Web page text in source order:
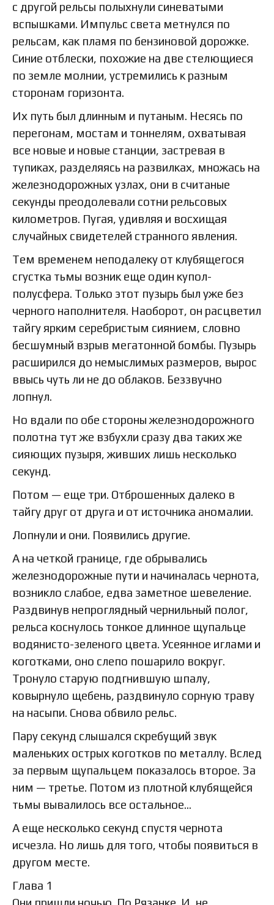
с другой рельсы полыхнули синеватыми
вспышками. Импульс света метнулся по
рельсам, как пламя по бензиновой дорожке.
Синие отблески, похожие на две стелющиеся
по земле молнии, устремились к разным
сторонам горизонта.
Их путь был длинным и путаным. Несясь по
перегонам, мостам и тоннелям, охватывая
все новые и новые станции, застревая в
тупиках, разделяясь на развилках, множась на
железнодорожных узлах, они в считаные
секунды преодолевали сотни рельсовых
километров. Пугая, удивляя и восхищая
случайных свидетелей странного явления.
Тем временем неподалеку от клубящегося
сгустка тьмы возник еще один купол-
полусфера. Только этот пузырь был уже без
черного наполнителя. Наоборот, он расцветил
тайгу ярким серебристым сиянием, словно
бесшумный взрыв мегатонной бомбы. Пузырь
расширился до немыслимых размеров, вырос
ввысь чуть ли не до облаков. Беззвучно
лопнул.
Но вдали по обе стороны железнодорожного
полотна тут же взбухли сразу два таких же
сияющих пузыря, живших лишь несколько
секунд.
Потом — еще три. Отброшенных далеко в
тайгу друг от друга и от источника аномалии.
Лопнули и они. Появились другие.
А на четкой границе, где обрывались
железнодорожные пути и начиналась чернота,
возникло слабое, едва заметное шевеление.
Раздвинув непроглядный чернильный полог,
рельса коснулось тонкое длинное щупальце
водянисто-зеленого цвета. Усеянное иглами и
коготками, оно слепо пошарило вокруг.
Тронуло старую подгнившую шпалу,
ковырнуло щебень, раздвинуло сорную траву
на насыпи. Снова обвило рельс.
Пару секунд слышался скребущий звук
маленьких острых коготков по металлу. Вслед
за первым щупальцем показалось второе. За
ним — третье. Потом из плотной клубящейся
тьмы вывалилось все остальное…
А еще несколько секунд спустя чернота
исчезла. Но лишь для того, чтобы появиться в
другом месте.
Глава 1